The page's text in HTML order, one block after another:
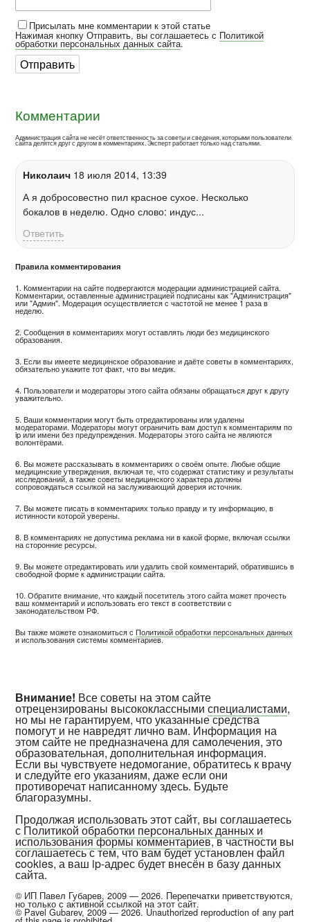
Присылать мне комментарии к этой статье
Нажимая кнопку Отправить, вы соглашаетесь с Политикой
обработки персональных данных сайта.
Комментарии
Администрация сайта не несёт ответственность за советы и сведения, которыми пользователи
сайта делятся друг с другом в комментариях. Эксперт работает только над статьями.
Николаич 18 июля 2014, 13:39
А я добросовестно пил красное сухое. Несколько
бокалов в неделю. Одно слово: индус...
Ответить
Правила комментирования
1. Комментарии на сайте подвергаются модерации администрацией сайта.
Комментарии, оставленные администрацией подписаны как "Администрация"
или "Админ". Модерация осуществляется с частотой не менее 1 раза в
неделю.
2. Сообщения в комментариях могут оставлять люди без медицинского
образования.
3. Если вы имеете медицинское образование и даёте советы в комментариях,
обязательно укажите тот факт, что вы медик.
4. Пользователи и модераторы этого сайта обязаны обращаться друг к другу
уважительно.
5. Ваши комментарии могут быть отредактированы или удалены
модераторами. Модераторы могут ограничить вам доступ к комментариям по
ip или имени без предупреждения. Модераторы этого сайта не являются
волонтёрами.
6. Вы можете рассказывать в комментариях о своём опыте. Любые общие
медицинские утверждения, включая те, что содержат статистику и результаты
исследований, а также советы медицинского характера должны
сопровождаться ссылкой на заслуживающий доверия источник.
7. Вы можете писать в комментариях только правду и ту информацию, в
истинности которой уверены.
8. В комментариях не допустима реклама ни в какой форме, включая ссылки
на сторонние ресурсы.
9. Вы можете отредактировать или удалить свой комментарий, обратившись в
свободной форме к администрации сайта.
10. Обратите внимание, что каждый посетитель этого сайта может прочесть
ваш комментарий и использовать его текст в соответствии с
законодательством РФ.
Вы также можете ознакомиться сПолитикой обработки персональных данных
и использования системы комментариев.
Внимание! Все советы на этом сайте
отрецензированы высококласснымиспециалистами,
но мы не гарантируем, что указанные средства
помогут и не навредят лично вам. Информация на
этом сайте не предназначена для самолечения, это
образовательная, дополнительная информация.
Если вы чувствуете недомогание, обратитесь к врачу
и следуйте его указаниям, даже если они
противоречат написанному здесь. Будьте
благоразумны.
Продолжая использовать этот сайт, вы соглашаетесь
с Политикой обработки персональных данных и
использования формы комментариев, в частности вы
соглашаетесь с тем, что вам будет установлен файл
cookies, а ваш ip-адрес будет внесён в базу данных
сайта.
© ИП Павел Губарев, 2009 — 2026. Перепечатки приветствуются,
но только с активной ссылкой на этот сайт.
© Pavel Gubarev, 2009 — 2026. Unauthorized reproduction of any part